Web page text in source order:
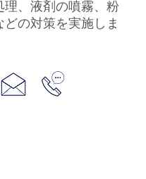
理、液剤の噴霧、粉
どの対策を実施しま